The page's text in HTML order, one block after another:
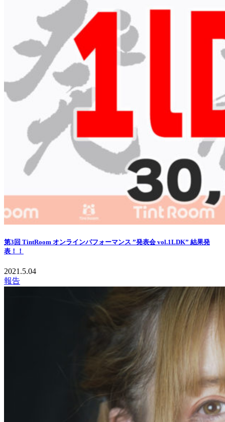
第3回 TintRoom オンラインパフォーマンス ”発表会 vol.1LDK” 結果発
表！！
2021.5.04
報告